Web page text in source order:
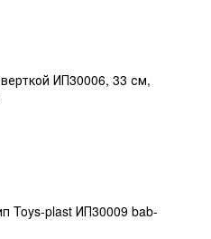
ИП30006, 33 см,